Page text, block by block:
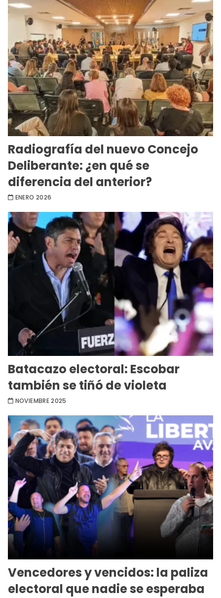
Radiografía del nuevo Concejo
Deliberante: ¿en qué se
diferencia del anterior?
ENERO 2026
Batacazo electoral: Escobar
también se tiñó de violeta
NOVIEMBRE 2025
Vencedores y vencidos: la paliza
electoral que nadie se esperaba